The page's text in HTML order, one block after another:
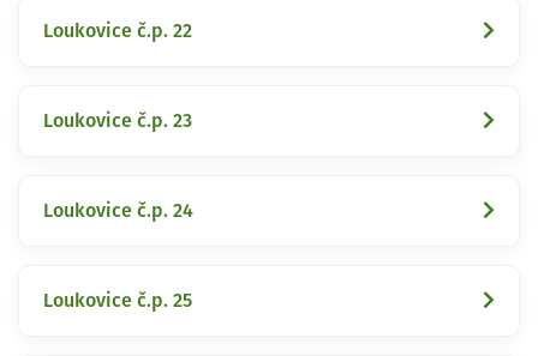
Loukovice č.p. 22
Loukovice č.p. 23
Loukovice č.p. 24
Loukovice č.p. 25